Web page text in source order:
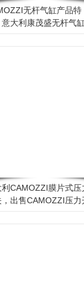
无杆气缸产品特
意大利康茂盛无杆气
利CAMOZZI膜片式压
，出售CAMOZZI压力